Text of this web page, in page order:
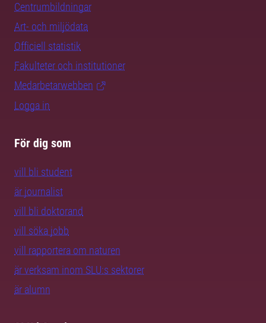
Centrumbildningar
Art- och miljödata
Officiell statistik
Fakulteter och institutioner
Medarbetarwebben
Logga in
För dig som
vill bli student
är journalist
vill bli doktorand
vill söka jobb
vill rapportera om naturen
är verksam inom SLU:s sektorer
är alumn